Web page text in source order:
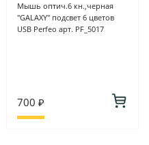
Мышь оптич.6 кн.,черная
"GALAXY" подсвет 6 цветов
USB Perfeo арт. PF_5017
700 ₽